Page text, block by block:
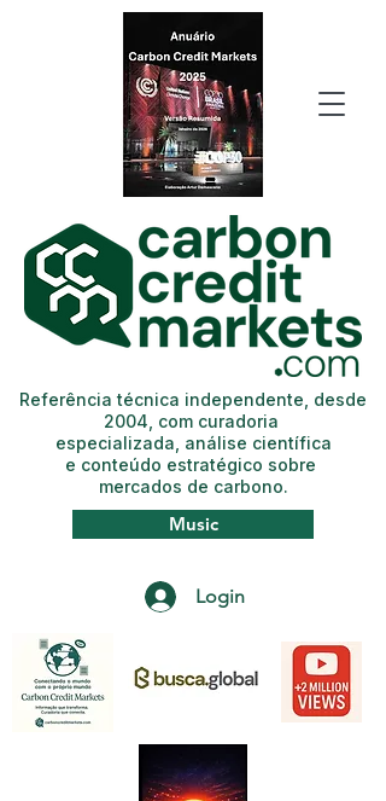
Login
Music
Referência técnica independente, desde
2004, com curadoria
especializada, análise científica
e conteúdo estratégico sobre
mercados de carbono.